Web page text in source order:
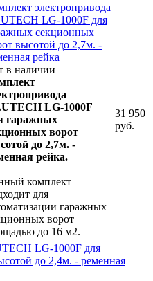
электропривода
LG-1000F для
секционных
высотой до 2,7м. -
рейка
в наличии
LG-1000F
гаражных
ворот
до 2,7м. -
рейка.
комплект
для
гаражных
ворот
до 16 м2.
31 950
руб.
LG-1000F для
до 2,4м. - ременная